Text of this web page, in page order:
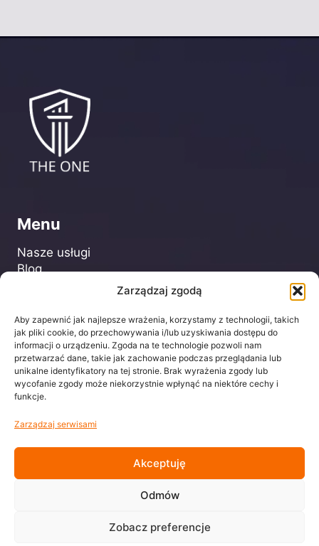
Zarządzaj zgodą
Aby zapewnić jak najlepsze wrażenia, korzystamy z technologii, takich
jak pliki cookie, do przechowywania i/lub uzyskiwania dostępu do
informacji o urządzeniu. Zgoda na te technologie pozwoli nam
przetwarzać dane, takie jak zachowanie podczas przeglądania lub
unikalne identyfikatory na tej stronie. Brak wyrażenia zgody lub
wycofanie zgody może niekorzystnie wpłynąć na niektóre cechy i
funkcje.
Zarządzaj serwisami
Akceptuję
Odmów
Zobacz preferencje
Menu
Nasze usługi
Blog
Dla Klienta
Regulamin
Polityka prywatności
biuro@centrumtheone.pl
Facebook
TikTok